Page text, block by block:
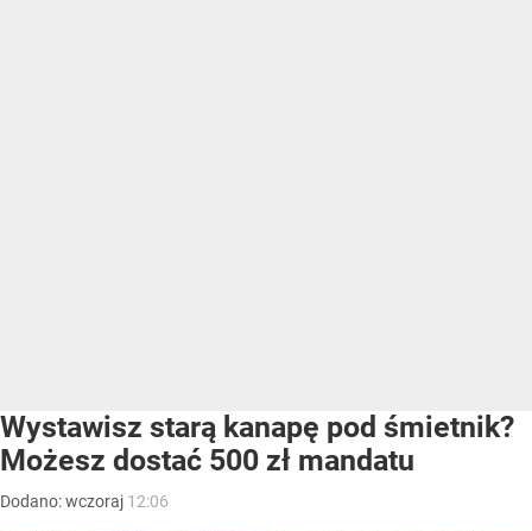
Wystawisz starą kanapę pod śmietnik?
Możesz dostać 500 zł mandatu
Dodano:wczoraj 12:06